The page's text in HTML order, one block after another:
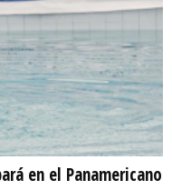
en el Panamericano